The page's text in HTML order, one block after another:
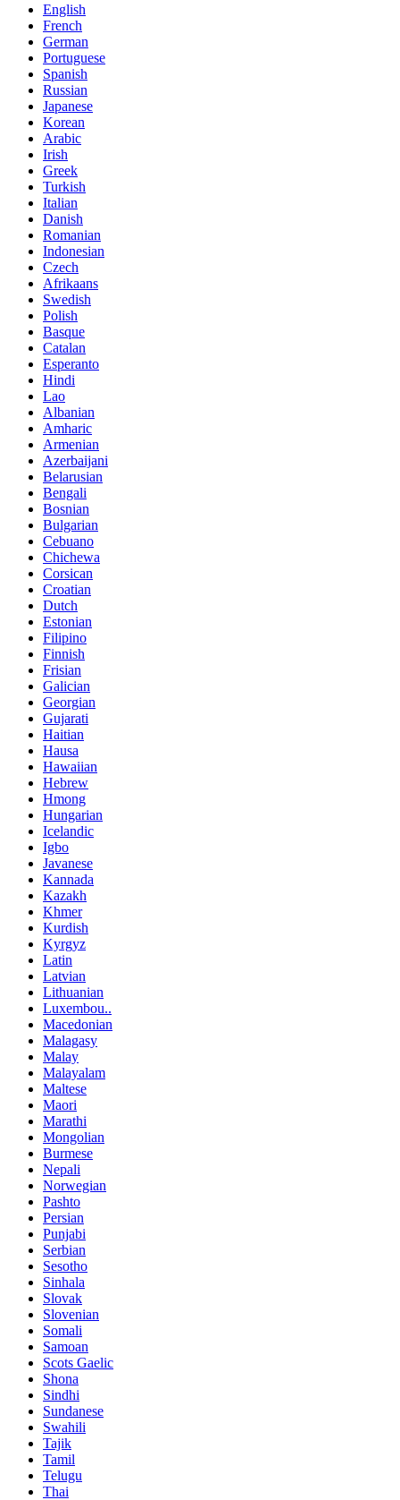
English
French
German
Portuguese
Spanish
Russian
Japanese
Korean
Arabic
Irish
Greek
Turkish
Italian
Danish
Romanian
Indonesian
Czech
Afrikaans
Swedish
Polish
Basque
Catalan
Esperanto
Hindi
Lao
Albanian
Amharic
Armenian
Azerbaijani
Belarusian
Bengali
Bosnian
Bulgarian
Cebuano
Chichewa
Corsican
Croatian
Dutch
Estonian
Filipino
Finnish
Frisian
Galician
Georgian
Gujarati
Haitian
Hausa
Hawaiian
Hebrew
Hmong
Hungarian
Icelandic
Igbo
Javanese
Kannada
Kazakh
Khmer
Kurdish
Kyrgyz
Latin
Latvian
Lithuanian
Luxembou..
Macedonian
Malagasy
Malay
Malayalam
Maltese
Maori
Marathi
Mongolian
Burmese
Nepali
Norwegian
Pashto
Persian
Punjabi
Serbian
Sesotho
Sinhala
Slovak
Slovenian
Somali
Samoan
Scots Gaelic
Shona
Sindhi
Sundanese
Swahili
Tajik
Tamil
Telugu
Thai